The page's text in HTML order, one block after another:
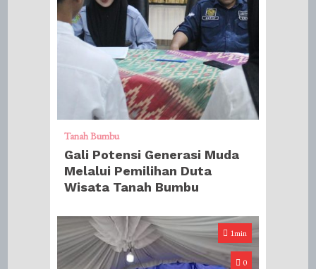
Tanah Bumbu
Gali Potensi Generasi Muda
Melalui Pemilihan Duta
Wisata Tanah Bumbu
1min
0